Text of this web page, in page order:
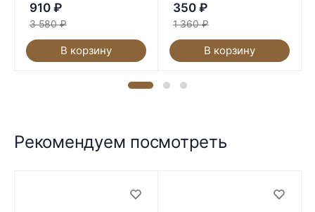
910 ₽
3 580 ₽
В корзину
350 ₽
1 360 ₽
В корзину
Рекомендуем посмотреть